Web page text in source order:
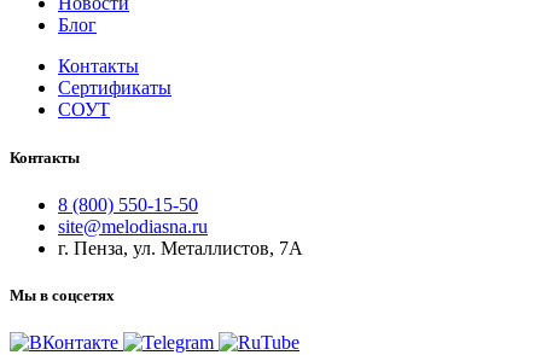
Блог
Контакты
Сертификаты
СОУТ
Контакты
8 (800) 550-15-50
site@melodiasna.ru
г. Пенза, ул. Металлистов, 7А
Мы в соцсетях